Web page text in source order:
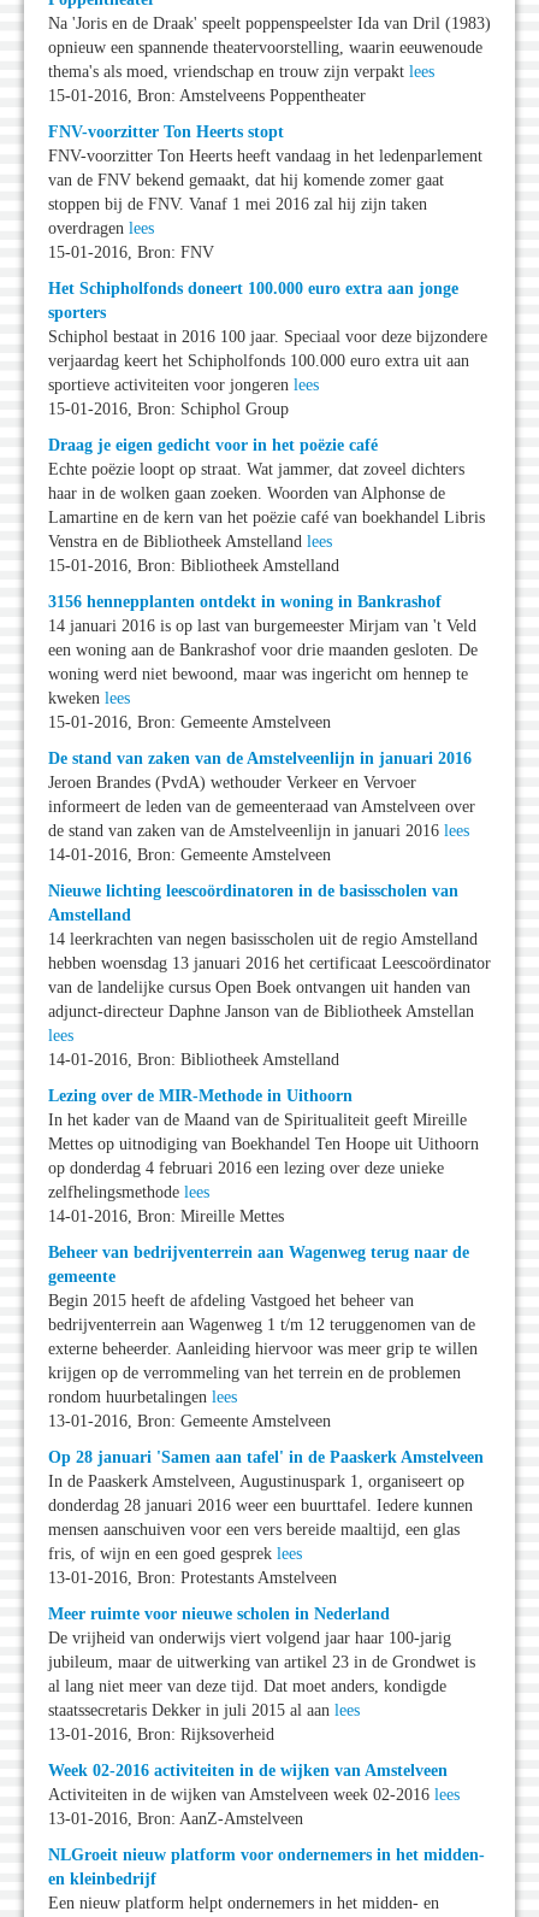
Na 'Joris en de Draak' speelt poppenspeelster Ida van Dril (1983)
opnieuw een spannende theatervoorstelling, waarin eeuwenoude
thema's als moed, vriendschap en trouw zijn verpakt lees
15-01-2016, Bron: Amstelveens Poppentheater
FNV-voorzitter Ton Heerts stopt
FNV-voorzitter Ton Heerts heeft vandaag in het ledenparlement
van de FNV bekend gemaakt, dat hij komende zomer gaat
stoppen bij de FNV. Vanaf 1 mei 2016 zal hij zijn taken
overdragen lees
15-01-2016, Bron: FNV
Het Schipholfonds doneert 100.000 euro extra aan jonge
sporters
Schiphol bestaat in 2016 100 jaar. Speciaal voor deze bijzondere
verjaardag keert het Schipholfonds 100.000 euro extra uit aan
sportieve activiteiten voor jongeren lees
15-01-2016, Bron: Schiphol Group
Draag je eigen gedicht voor in het poëzie café
Echte poëzie loopt op straat. Wat jammer, dat zoveel dichters
haar in de wolken gaan zoeken. Woorden van Alphonse de
Lamartine en de kern van het poëzie café van boekhandel Libris
Venstra en de Bibliotheek Amstelland lees
15-01-2016, Bron: Bibliotheek Amstelland
3156 hennepplanten ontdekt in woning in Bankrashof
14 januari 2016 is op last van burgemeester Mirjam van 't Veld
een woning aan de Bankrashof voor drie maanden gesloten. De
woning werd niet bewoond, maar was ingericht om hennep te
kweken lees
15-01-2016, Bron: Gemeente Amstelveen
De stand van zaken van de Amstelveenlijn in januari 2016
Jeroen Brandes (PvdA) wethouder Verkeer en Vervoer
informeert de leden van de gemeenteraad van Amstelveen over
de stand van zaken van de Amstelveenlijn in januari 2016 lees
14-01-2016, Bron: Gemeente Amstelveen
Nieuwe lichting leescoördinatoren in de basisscholen van
Amstelland
14 leerkrachten van negen basisscholen uit de regio Amstelland
hebben woensdag 13 januari 2016 het certificaat Leescoördinator
van de landelijke cursus Open Boek ontvangen uit handen van
adjunct-directeur Daphne Janson van de Bibliotheek Amstellan
lees
14-01-2016, Bron: Bibliotheek Amstelland
Lezing over de MIR-Methode in Uithoorn
In het kader van de Maand van de Spiritualiteit geeft Mireille
Mettes op uitnodiging van Boekhandel Ten Hoope uit Uithoorn
op donderdag 4 februari 2016 een lezing over deze unieke
zelfhelingsmethode lees
14-01-2016, Bron: Mireille Mettes
Beheer van bedrijventerrein aan Wagenweg terug naar de
gemeente
Begin 2015 heeft de afdeling Vastgoed het beheer van
bedrijventerrein aan Wagenweg 1 t/m 12 teruggenomen van de
externe beheerder. Aanleiding hiervoor was meer grip te willen
krijgen op de verrommeling van het terrein en de problemen
rondom huurbetalingen lees
13-01-2016, Bron: Gemeente Amstelveen
Op 28 januari 'Samen aan tafel' in de Paaskerk Amstelveen
In de Paaskerk Amstelveen, Augustinuspark 1, organiseert op
donderdag 28 januari 2016 weer een buurttafel. Iedere kunnen
mensen aanschuiven voor een vers bereide maaltijd, een glas
fris, of wijn en een goed gesprek lees
13-01-2016, Bron: Protestants Amstelveen
Meer ruimte voor nieuwe scholen in Nederland
De vrijheid van onderwijs viert volgend jaar haar 100-jarig
jubileum, maar de uitwerking van artikel 23 in de Grondwet is
al lang niet meer van deze tijd. Dat moet anders, kondigde
staatssecretaris Dekker in juli 2015 al aan lees
13-01-2016, Bron: Rijksoverheid
Week 02-2016 activiteiten in de wijken van Amstelveen
Activiteiten in de wijken van Amstelveen week 02-2016 lees
13-01-2016, Bron: AanZ-Amstelveen
NLGroeit nieuw platform voor ondernemers in het midden-
en kleinbedrijf
Een nieuw platform helpt ondernemers in het midden- en